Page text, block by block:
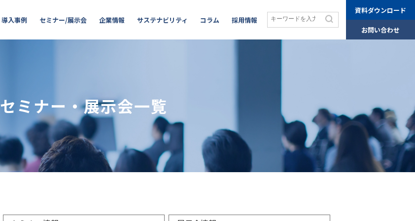
導入事例 セミナー/展示会 企業情報 サステナビリティ コラム 採用情報
資料ダウンロード
お問い合わせ
セミナー・展示会一覧